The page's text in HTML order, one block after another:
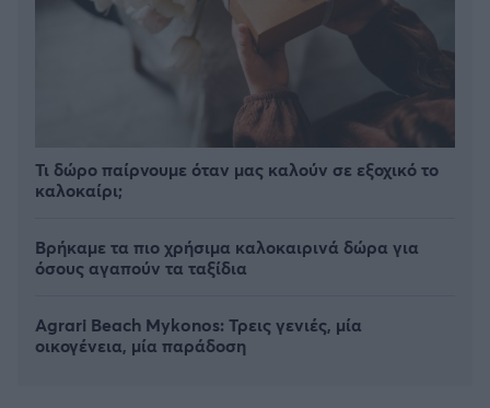
Τι δώρο παίρνουμε όταν μας καλούν σε εξοχικό το
καλοκαίρι;
Βρήκαμε τα πιο χρήσιμα καλοκαιρινά δώρα για
όσους αγαπούν τα ταξίδια
Agrari Beach Mykonos: Τρεις γενιές, μία
οικογένεια, μία παράδοση